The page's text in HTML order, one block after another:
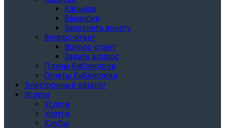
Карьера
Вакансии
Заполнить анкету
Вопрос-ответ
Вопрос-ответ
Задать вопрос
Планы библиотеки
Отчеты библиотеки
Электронный каталог
Услуги
Услуги
Услуги
Клубы